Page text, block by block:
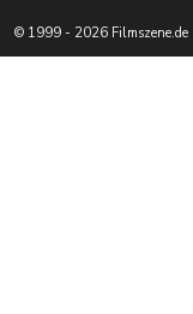
© 1999 - 2026 Filmszene.de